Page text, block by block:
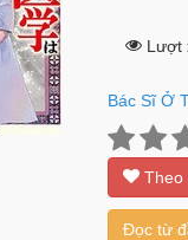
Lượt
Bác Sĩ Ở
Theo
Đọc từ